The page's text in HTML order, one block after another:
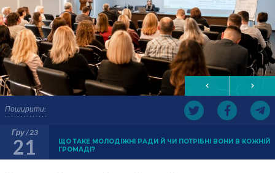
Поширити:
Гру / 23
21
ЩО ТАКЕ МОЛОДІЖНІ РАДИ Й ЧИ ПОТРІБНІ ВОНИ В КОЖНІЙ
ГРОМАДІ?